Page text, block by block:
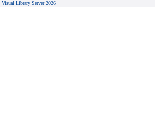
Visual Library Server 2026